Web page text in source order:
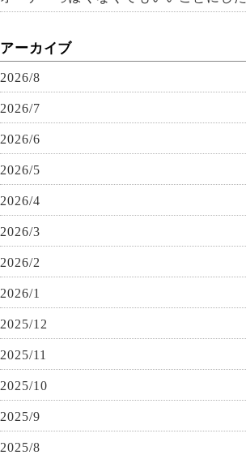
アーカイブ
2026/8
2026/7
2026/6
2026/5
2026/4
2026/3
2026/2
2026/1
2025/12
2025/11
2025/10
2025/9
2025/8